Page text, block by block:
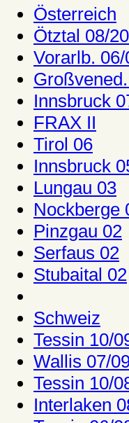
Österreich
Ötztal 08/
Vorarlb. 06/
Innsbruck
FRAX II
Tirol 06
Innsbruck
Lungau 03
Nockberge
Pinzgau 02
Serfaus 02
Stubaital 02
Schweiz
Tessin 10/
Wallis 07/
Tessin 10/
Interlaken